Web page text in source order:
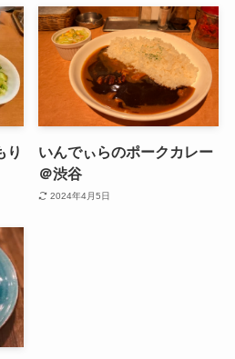
り
いんでぃらのポークカレー
＠渋谷
2024年4月5日